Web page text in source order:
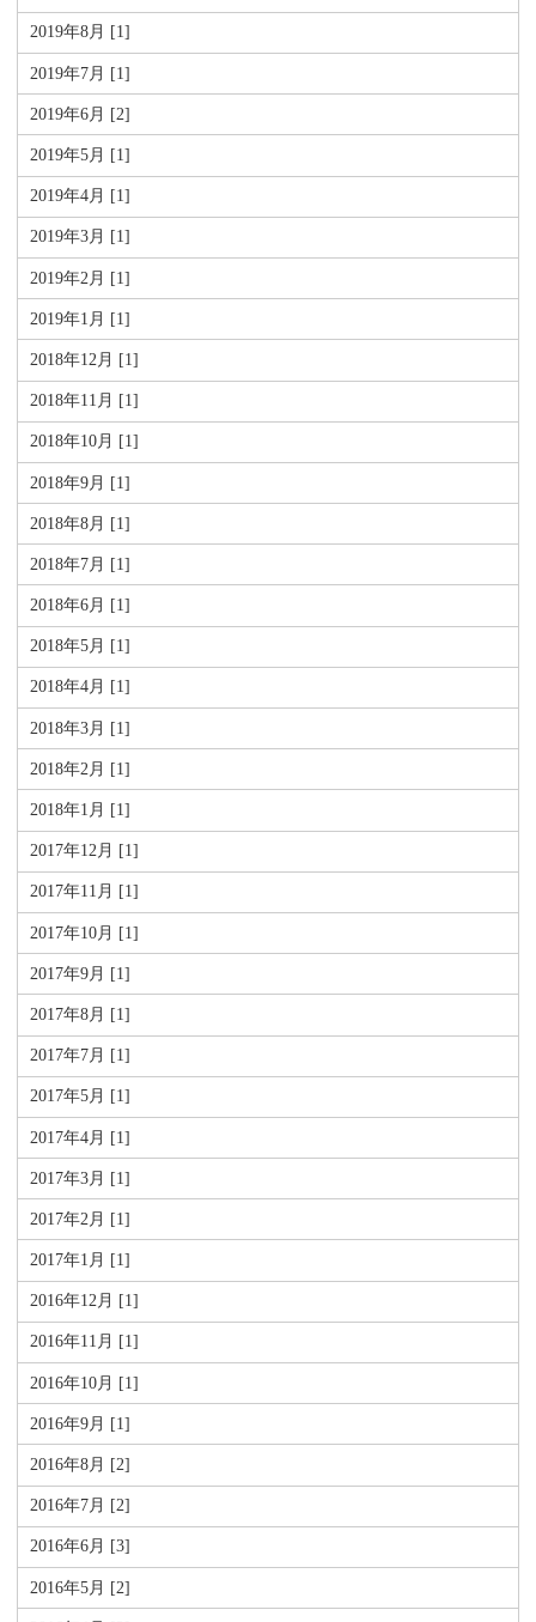
2019年8月 [1]
2019年7月 [1]
2019年6月 [2]
2019年5月 [1]
2019年4月 [1]
2019年3月 [1]
2019年2月 [1]
2019年1月 [1]
2018年12月 [1]
2018年11月 [1]
2018年10月 [1]
2018年9月 [1]
2018年8月 [1]
2018年7月 [1]
2018年6月 [1]
2018年5月 [1]
2018年4月 [1]
2018年3月 [1]
2018年2月 [1]
2018年1月 [1]
2017年12月 [1]
2017年11月 [1]
2017年10月 [1]
2017年9月 [1]
2017年8月 [1]
2017年7月 [1]
2017年5月 [1]
2017年4月 [1]
2017年3月 [1]
2017年2月 [1]
2017年1月 [1]
2016年12月 [1]
2016年11月 [1]
2016年10月 [1]
2016年9月 [1]
2016年8月 [2]
2016年7月 [2]
2016年6月 [3]
2016年5月 [2]